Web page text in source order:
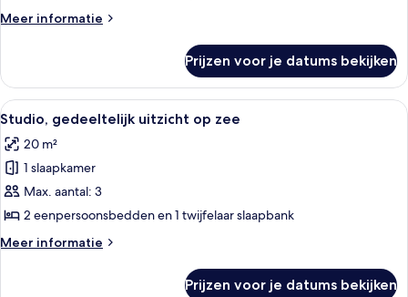
zee
Meer informatie
Meer
Twin
kamer,
uitzicht
zee
Prijzen voor je datums bekijken
Alle
foto's
voor
Studio,
gedeeltelijk
uitzicht
op
zee
Een hotelkamer met een bed, een
10
Studio, gedeeltelijk uitzicht op zee
20 m²
1 slaapkamer
Max. aantal: 3
2 eenpersoonsbedden en 1 twijfelaar slaapbank
Meer informatie
Meer
Prijzen voor je datums bekijken